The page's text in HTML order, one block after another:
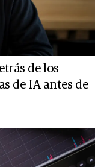
de los
de IA antes de